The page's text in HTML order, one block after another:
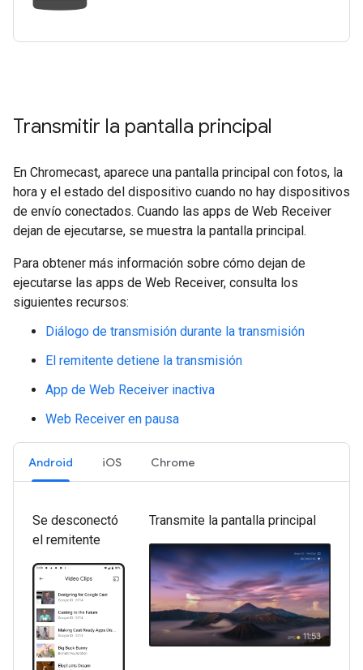
Transmitir la pantalla principal
En Chromecast, aparece una pantalla principal con fotos, la
hora y el estado del dispositivo cuando no hay dispositivos
de envío conectados. Cuando las apps de Web Receiver
dejan de ejecutarse, se muestra la pantalla principal.
Para obtener más información sobre cómo dejan de
ejecutarse las apps de Web Receiver, consulta los
siguientes recursos:
Diálogo de transmisión durante la transmisión
El remitente detiene la transmisión
App de Web Receiver inactiva
Web Receiver en pausa
Android iOS Chrome
Se desconectó
el remitente
Transmite la pantalla principal